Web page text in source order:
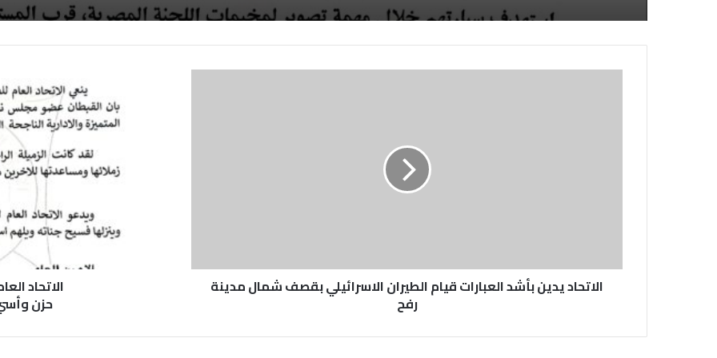
الاتحاد يدين بأشد العبارات قيام الطيران الاسرائيلي بقصف شمال مدينة
رفح
الاتحاد
حزن